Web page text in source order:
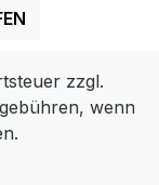
zzgl.
wenn